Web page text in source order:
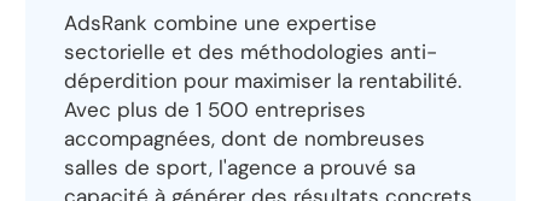
AdsRank combine une expertise
sectorielle et des méthodologies anti-
déperdition pour maximiser la rentabilité.
Avec plus de 1 500 entreprises
accompagnées, dont de nombreuses
salles de sport, l'agence a prouvé sa